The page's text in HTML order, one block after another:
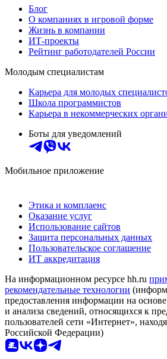
Блог
О компаниях в игровой форме
Жизнь в компании
ИТ-проекты
Рейтинг работодателей России
Молодым специалистам
Карьера для молодых
Школа программистов
Карьера в некоммерческих
Боты для уведомлений
Мобильное приложение
Этика и комплаенс
Оказание услуг
Использование сайтов
Защита персональных данных
Пользовательское соглашение
ИТ аккредитация
На информационном ресурсе hh.ru
рекомендательные технологии
предоставления информации на
и анализа сведений, относящихся к
пользователей сети «Интернет»,
Российской Федерации)